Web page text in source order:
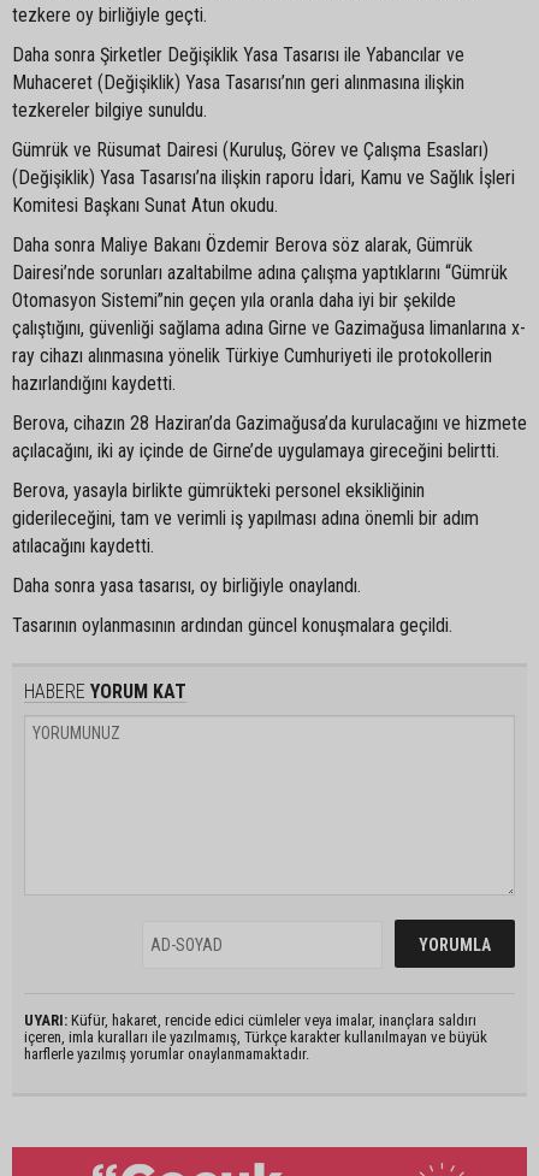
tezkere oy birliğiyle geçti.
Daha sonra Şirketler Değişiklik Yasa Tasarısı ile Yabancılar ve
Muhaceret (Değişiklik) Yasa Tasarısı’nın geri alınmasına ilişkin
tezkereler bilgiye sunuldu.
Gümrük ve Rüsumat Dairesi (Kuruluş, Görev ve Çalışma Esasları)
(Değişiklik) Yasa Tasarısı’na ilişkin raporu İdari, Kamu ve Sağlık İşleri
Komitesi Başkanı Sunat Atun okudu.
Daha sonra Maliye Bakanı Özdemir Berova söz alarak, Gümrük
Dairesi’nde sorunları azaltabilme adına çalışma yaptıklarını “Gümrük
Otomasyon Sistemi”nin geçen yıla oranla daha iyi bir şekilde
çalıştığını, güvenliği sağlama adına Girne ve Gazimağusa limanlarına x-
ray cihazı alınmasına yönelik Türkiye Cumhuriyeti ile protokollerin
hazırlandığını kaydetti.
Berova, cihazın 28 Haziran’da Gazimağusa’da kurulacağını ve hizmete
açılacağını, iki ay içinde de Girne’de uygulamaya gireceğini belirtti.
Berova, yasayla birlikte gümrükteki personel eksikliğinin
giderileceğini, tam ve verimli iş yapılması adına önemli bir adım
atılacağını kaydetti.
Daha sonra yasa tasarısı, oy birliğiyle onaylandı.
Tasarının oylanmasının ardından güncel konuşmalara geçildi.
HABERE YORUM KAT
UYARI: Küfür, hakaret, rencide edici cümleler veya imalar, inançlara saldırı
içeren, imla kuralları ile yazılmamış, Türkçe karakter kullanılmayan ve büyük
harflerle yazılmış yorumlar onaylanmamaktadır.